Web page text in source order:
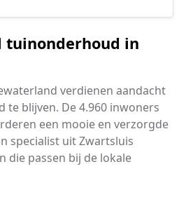
tuinonderhoud in
verdienen aandacht
te blijven. De 4.960 inwoners
een mooie en verzorgde
specialist uit Zwartsluis
die passen bij de lokale